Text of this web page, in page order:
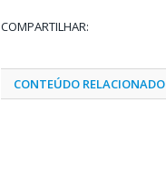
COMPARTILHAR:
CONTEÚDO RELACIONADO